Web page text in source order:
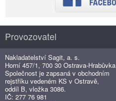
Provozovatel
Nakladatelství Sagit, a. s.
Horní 457/1, 700 30 Ostrava-Hrabůvka
Společnost je zapsaná v obchodním
rejstříku vedeném KS v Ostravě,
oddíl B, vložka 3086.
IČ: 277 76 981